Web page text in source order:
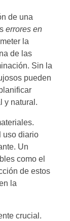
de una
errores en
la
de las
Sin la
pueden
y natural.
uso diario
Un
como el
de estos
la
crucial.